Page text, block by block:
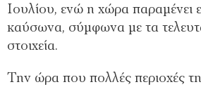
Ιουλίου, ενώ η χώρα παραμένει
καύσωνα, σύμφωνα με τα
στοιχεία.
Την ώρα που πολλές περιοχές